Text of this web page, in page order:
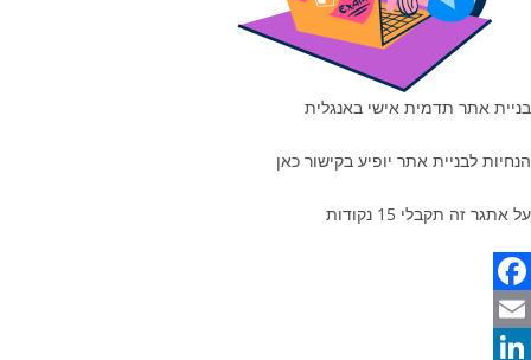
בניית אתר תדמית אישי באנגלית
הנחיות לבניית אתר יופיע בקישור כאן
על אתגר זה תקבלי 15 נקודות
F
aE